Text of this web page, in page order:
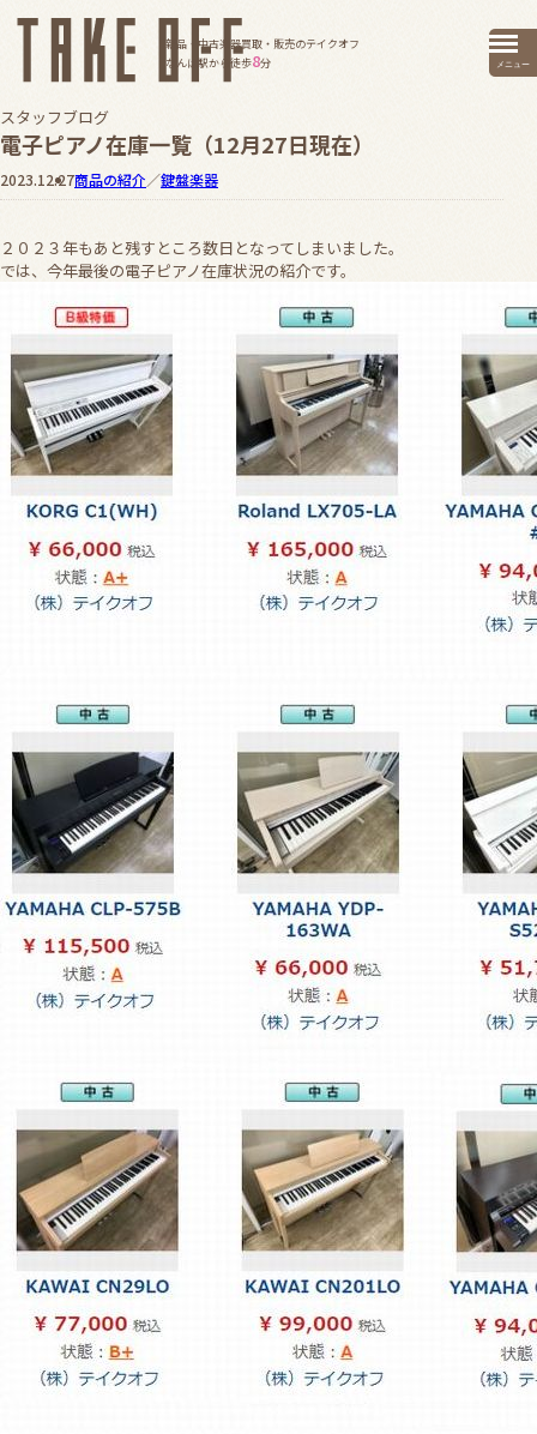
新品・中古楽器買取・販売のテイクオフ
なんば駅から徒歩8分 メニュー
スタッフブログ
電子ピアノ在庫一覧（12月27日現在）
2023.12.27商品の紹介／鍵盤楽器
２０２３年もあと残すところ数日となってしまいました。
では、今年最後の電子ピアノ在庫状況の紹介です。